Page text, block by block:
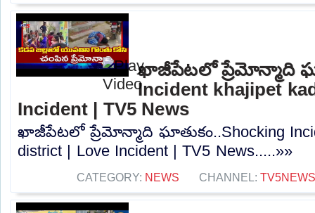
ఖాజీపేటలో ప్రేమోన్మాది
Incident khajipet
Incident | TV5 News
ఖాజీపేటలో ప్రేమోన్మాది ఘాతుకం..Shocking
district | Love Incident | TV5 News.....»»
CATEGORY: NEWS CHANNEL: TV5NEWS